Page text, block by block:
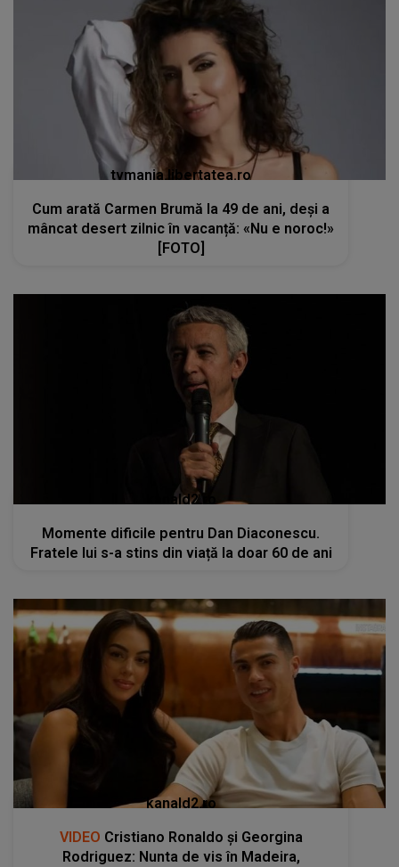
tvmania.libertatea.ro
Cum arată Carmen Brumă la 49 de ani, deși a
mâncat desert zilnic în vacanță: «Nu e noroc!»
[FOTO]
kanald2.ro
Momente dificile pentru Dan Diaconescu.
Fratele lui s-a stins din viață la doar 60 de ani
kanald2.ro
VIDEO Cristiano Ronaldo și Georgina
Rodriguez: Nunta de vis în Madeira,